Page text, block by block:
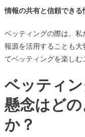
情報の共有と信頼できる
ベッティングの際は、
報源を活用することも
てベッティングを楽しむ
ベッティ
懸念はど
か？